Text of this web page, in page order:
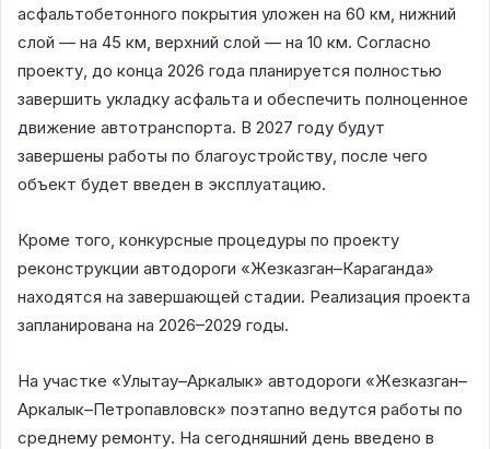
асфальтобетонного покрытия уложен на 60 км, нижний
слой — на 45 км, верхний слой — на 10 км. Согласно
проекту, до конца 2026 года планируется полностью
завершить укладку асфальта и обеспечить полноценное
движение автотранспорта. В 2027 году будут
завершены работы по благоустройству, после чего
объект будет введен в эксплуатацию.
Кроме того, конкурсные процедуры по проекту
реконструкции автодороги «Жезказган–Караганда»
находятся на завершающей стадии. Реализация проекта
запланирована на 2026–2029 годы.
На участке «Улытау–Аркалык» автодороги «Жезказган–
Аркалык–Петропавловск» поэтапно ведутся работы по
среднему ремонту. На сегодняшний день введено в